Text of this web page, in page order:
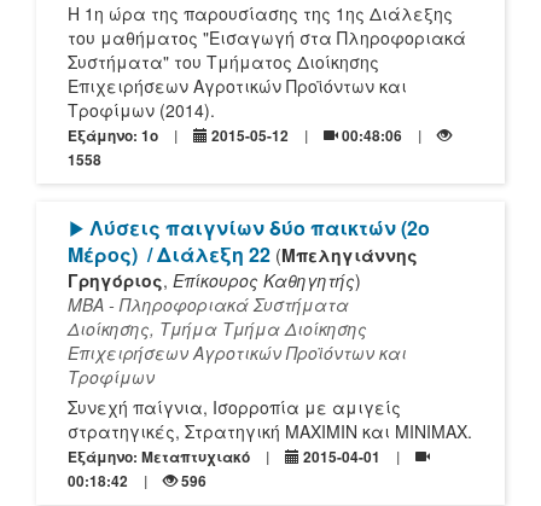
Η 1η ώρα της παρουσίασης της 1ης Διάλεξης
του μαθήματος "Εισαγωγή στα Πληροφοριακά
Συστήματα" του Τμήματος Διοίκησης
Επιχειρήσεων Αγροτικών Προϊόντων και
Τροφίμων (2014).
Εξάμηνο: 1o 2015-05-12
00:48:06
1558
[Play]
Λύσεις παιγνίων δύο παικτών (2ο
Μέρος) / Διάλεξη 22 (Μπεληγιάννης
Γρηγόριος, Επίκουρος Καθηγητής)
ΜΒΑ - Πληροφοριακά Συστήματα
Διοίκησης, Τμήμα Τμήμα Διοίκησης
Επιχειρήσεων Αγροτικών Προϊόντων και
Τροφίμων
Συνεχή παίγνια, Ισορροπία με αμιγείς
στρατηγικές, Στρατηγική MAXIMIN και MINIMAX.
Εξάμηνο: Μεταπτυχιακό
2015-04-01
00:18:42
596